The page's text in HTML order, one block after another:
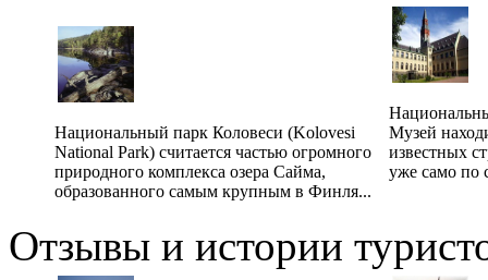
Национальный парк Коловеси (Kolovesi
National Park) считается частью огромного
природного комплекса озера Сайма,
образованного самым крупным в Финля...
Музей
известных
уже само по
Отзывы и истории